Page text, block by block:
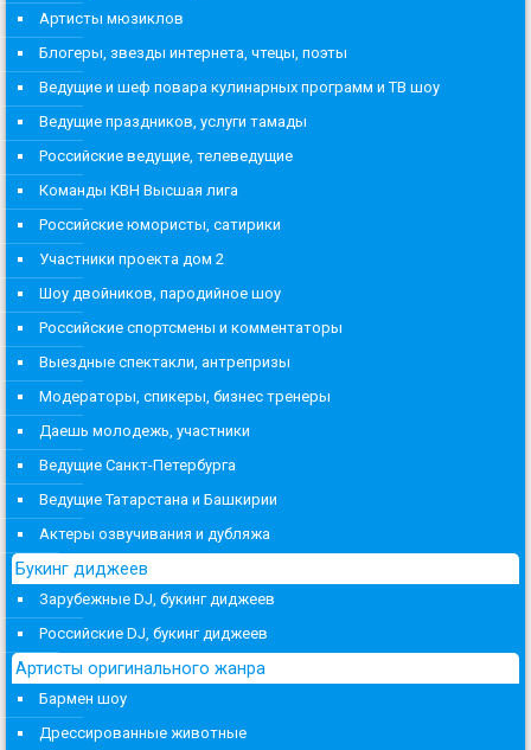
Артисты мюзиклов
Блогеры, звезды интернета, чтецы, поэты
Ведущие и шеф повара кулинарных программ и ТВ шоу
Ведущие праздников, услуги тамады
Российские ведущие, телеведущие
Команды КВН Высшая лига
Российские юмористы, сатирики
Участники проекта дом 2
Шоу двойников, пародийное шоу
Российские спортсмены и комментаторы
Выездные спектакли, антрепризы
Модераторы, спикеры, бизнес тренеры
Даешь молодежь, участники
Ведущие Санкт-Петербурга
Ведущие Татарстана и Башкирии
Актеры озвучивания и дубляжа
Букинг диджеев
Зарубежные DJ, букинг диджеев
Российские DJ, букинг диджеев
Артисты оригинального жанра
Бармен шоу
Дрессированные животные